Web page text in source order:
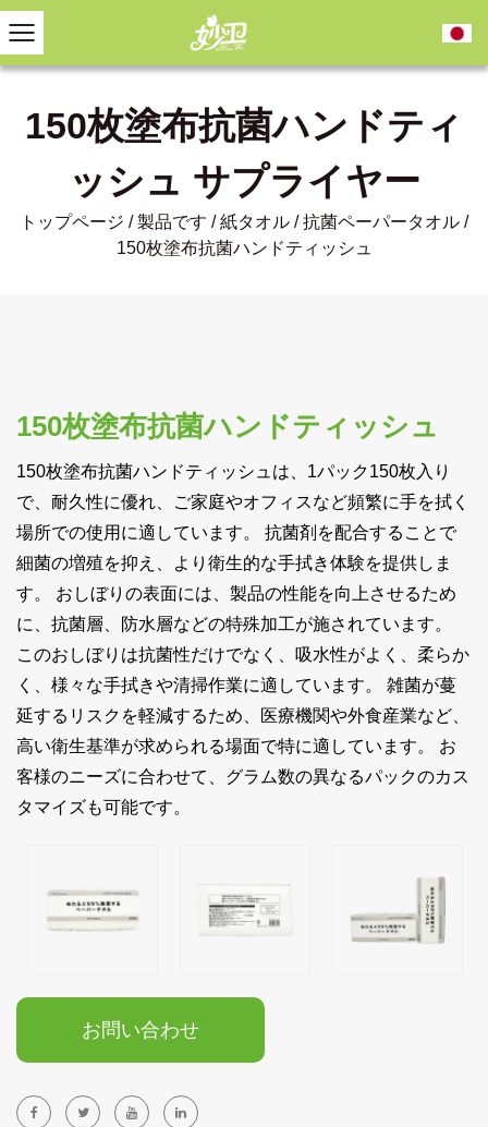
150枚塗布抗菌ハンドティ
ッシュ サプライヤー
トップページ /製品です /紙タオル /抗菌ペーパータオル /
150枚塗布抗菌ハンドティッシュ
150枚塗布抗菌ハンドティッシュ
150枚塗布抗菌ハンドティッシュは、1パック150枚入り
で、耐久性に優れ、ご家庭やオフィスなど頻繁に手を拭く
場所での使用に適しています。 抗菌剤を配合することで
細菌の増殖を抑え、より衛生的な手拭き体験を提供しま
す。 おしぼりの表面には、製品の性能を向上させるため
に、抗菌層、防水層などの特殊加工が施されています。
このおしぼりは抗菌性だけでなく、吸水性がよく、柔らか
く、様々な手拭きや清掃作業に適しています。 雑菌が蔓
延するリスクを軽減するため、医療機関や外食産業など、
高い衛生基準が求められる場面で特に適しています。 お
客様のニーズに合わせて、グラム数の異なるパックのカス
タマイズも可能です。
お問い合わせ